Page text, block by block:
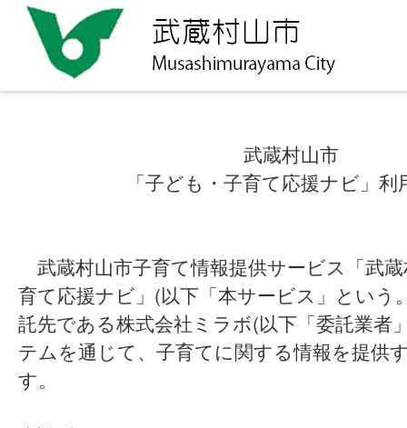
武蔵村山市
「子ども・子育て応援ナビ」利
武蔵村山市子育て情報提供サービス「武
育て応援ナビ」(以下「本サービス」という
託先である株式会社ミラボ(以下「委託業者
テムを通じて、子育てに関する情報を提供
す。